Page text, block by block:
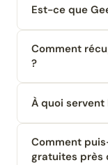
Est-ce que
Comment
?
À quoi servent
Comment
gratuites près